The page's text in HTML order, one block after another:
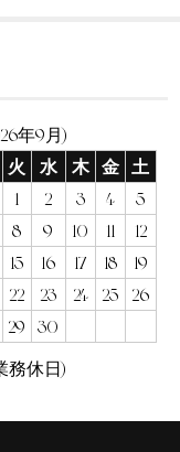
年9月)
火 水 木 金
土
1
2 3 4
5
8 9 10 11
12
15 16 17 18
19
22 23 24 25
26
29
30
務休日)